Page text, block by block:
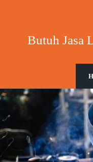
Butuh Jasa